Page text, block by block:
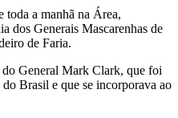
toda a manhã na Área,
dos Generais Mascarenhas de
de Faria.
do General Mark Clark, que foi
Brasil e que se incorporava ao